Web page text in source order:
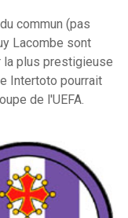
commun (pas
Lacombe sont
la plus prestigieuse
Intertoto pourrait
de l'UEFA.